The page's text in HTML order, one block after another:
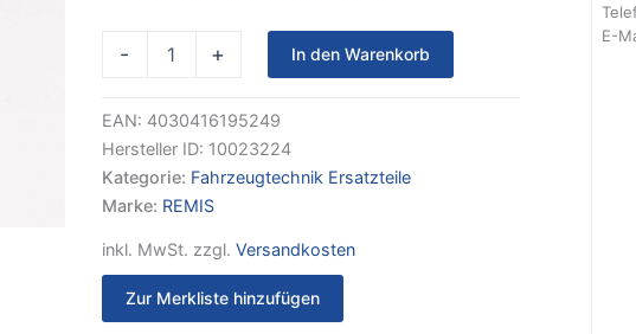
-
Remi
I
Remi
Top
II
alle
Menge
+ In den Warenkorb
EAN: 4030416195249
Hersteller ID: 10023224
Kategorie: Fahrzeugtechnik Ersatzteile
Marke: REMIS
inkl. MwSt. zzgl. Versandkosten
Zur Merkliste hinzufügen
E-